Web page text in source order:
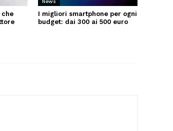
che
News
I migliori smartphone per ogni
budget: dai 300 ai 500 euro